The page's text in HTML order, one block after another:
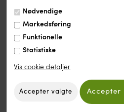
Nødvendige
Markedsføring
Funktionelle
Statistiske
Vis cookie detaljer